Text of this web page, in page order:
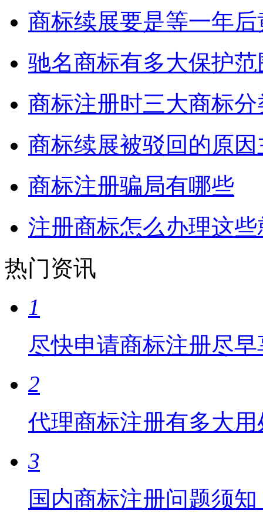
商标续展要是等一年
驰名商标有多大保护
商标注册时三大商标
商标续展被驳回的原
商标注册骗局有哪些
注册商标怎么办理这
热门资讯
1
尽快申请商标注册尽
2
代理商标注册有多大用
3
国内商标注册问题须